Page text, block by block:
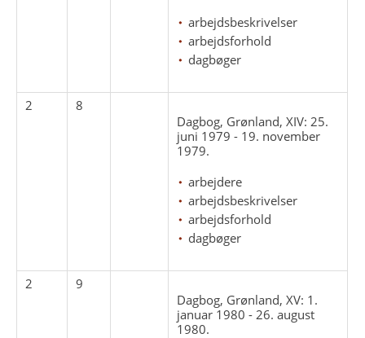
arbejdsbeskrivelser
arbejdsforhold
dagbøger
2
8
Dagbog, Grønland, XIV: 25.
juni 1979 - 19. november
1979.
arbejdere
arbejdsbeskrivelser
arbejdsforhold
dagbøger
2
9
Dagbog, Grønland, XV: 1.
januar 1980 - 26. august
1980.